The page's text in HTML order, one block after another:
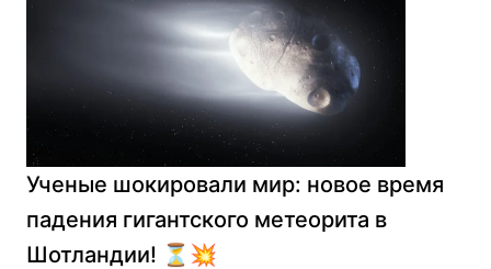
Ученые шокировали мир: новое время
падения гигантского метеорита в
Шотландии! ⏳💥